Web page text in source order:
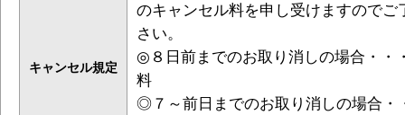
キャンセル規定
のキャンセル料を申し受けますのでご
さい。
◎８日前までのお取り消しの場合・・
料
◎７～前日までのお取り消しの場合・